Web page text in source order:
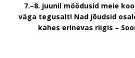
7.–8. juunil möödusid meie
väga tegusalt! Nad jõudsid
kahes erinevas riigis –